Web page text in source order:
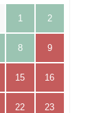
1 2
8 9
15 16
22 23